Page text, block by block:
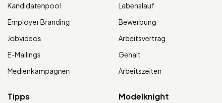
Kandidatenpool
Employer Branding
Jobvideos
E-Mailings
Medienkampagnen
Lebenslauf
Bewerbung
Arbeitsvertrag
Gehalt
Arbeitszeiten
Tipps Modelknight